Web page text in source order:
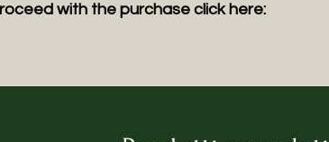
with the purchase click here: